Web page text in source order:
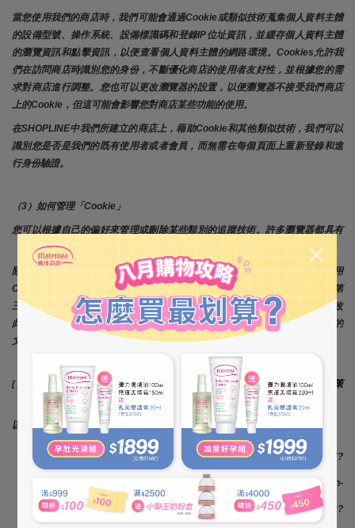
當您使用我們的商店時，我們可能會通過Cookie或類似技術蒐集個人資料主體
的設備型號、操作系統、設備標識碼和登錄IP位址資訊，並緩存個人資料主體
的瀏覽資訊和點擊資訊，以便查看個人資料主體的網路環境。Cookies允許我
們在訪問商店時識別您的身份，不斷優化商店的使用者友好性，並根據您的需
求對商店進行調整。您也可以更改瀏覽器的設置，以便瀏覽器不接受我們商店
上的Cookie，但這可能會影響您對商店某些功能的使用。
在SHOPLINE中我們所建立的商店上，藉助Cookie和其他類似技術，我們可以
識別您是否是我們的既有使用者或者會員，而無需在每個頁面上重新登錄和進
行身份驗證。
（3）如何管理「Cookie」
您可以根據自己的偏好來管理或刪除某些類別的追蹤技術。許多瀏覽器都具有
「請勿追蹤」功能，可向商店發送「請勿追蹤」 請求。
除了我們提供的控制之外，您還可以選擇在其互聯網瀏覽器中啟用或禁用
Cookie。大多數互聯網瀏覽器還允許您選擇是禁用所有 Cookie 還是僅禁用第
三方 Cookie。默認情況下，大多數互聯網瀏覽器 都接受 Cookie，但可以更改
此設置。有關詳細資訊，請參閱 Internet 瀏覽器中的「説明」功能表或設備的
文件。
[注意： 請務必根據您商店上的當前 COOKIE 清單檢查此列表： 隱私政策
（shopline.com）。]
以下連結提供了有關如何在所有主流瀏覽器中控制 Cookie 的說明：
谷歌瀏覽器：https://support.google.com/chrome/answer/95647?
hl=en
IE：https://support.microsoft.com/en-
us/help/260971/description-of-cookies
Safari（桌面版）：https://support.apple.com/kb/PH5042?
locale=en_US